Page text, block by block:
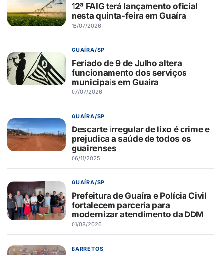
12ª FAIG terá lançamento oficial
nesta quinta-feira em Guaíra
16/07/2026
GUAÍRA/SP
Feriado de 9 de Julho altera
funcionamento dos serviços
municipais em Guaíra
07/07/2026
GUAÍRA/SP
Descarte irregular de lixo é crime e
prejudica a saúde de todos os
guairenses
06/11/2025
GUAÍRA/SP
Prefeitura de Guaíra e Polícia Civil
fortalecem parceria para
modernizar atendimento da DDM
01/08/2026
BARRETOS